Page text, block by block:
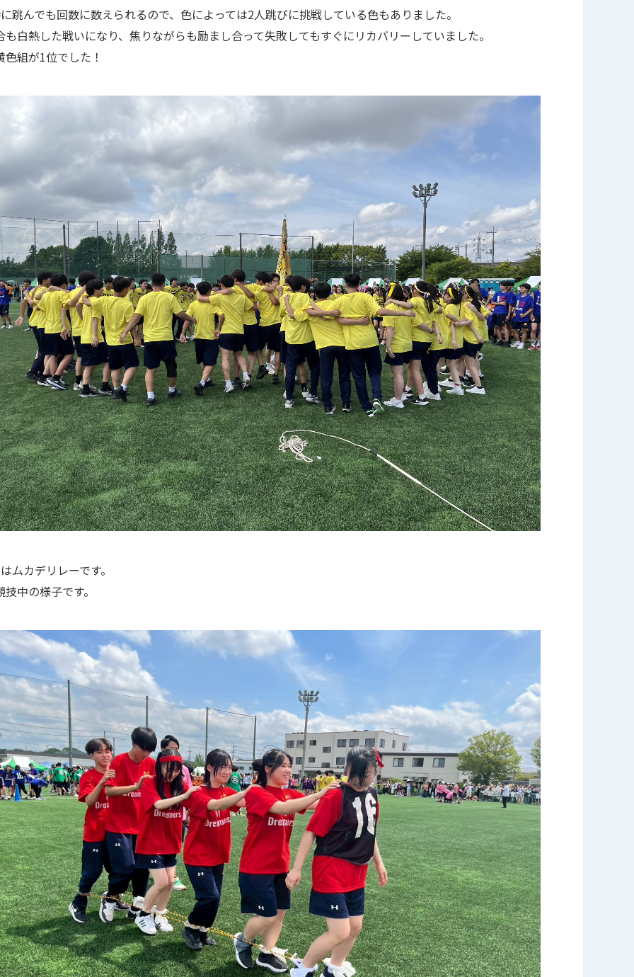
跳んでも回数に数えられるので、色によっては2人跳びに挑戦している色もありました。
も白熱した戦いになり、焦りながらも励まし合って失敗してもすぐにリカバリーしていました。
色組が1位でした！
ムカデリレーです。
中の様子です。